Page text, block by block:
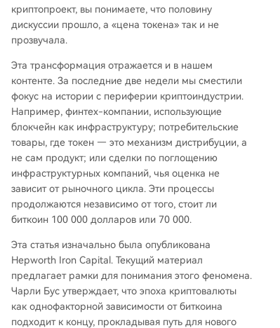
ии (например, закон CLARITY) может улучшит
ь utility токенов. Основной вывод: движущие с
илы рынка диверсифицируются от единого ф
мещения фокуса с чтения графиков на анализ
реальных бизнес-моделей.
криптопроект, вы понимаете, что половину
дискуссии прошло, а «цена токена» так и не
прозвучала.
Эта трансформация отражается и в нашем
контенте. За последние две недели мы сместили
фокус на истории с периферии криптоиндустрии.
Например, финтех-компании, использующие
блокчейн как инфраструктуру; потребительские
товары, где токен — это механизм дистрибуции, а
не сам продукт; или сделки по поглощению
инфраструктурных компаний, чья оценка не
зависит от рыночного цикла. Эти процессы
продолжаются независимо от того, стоит ли
биткоин 100 000 долларов или 70 000.
Эта статья изначально была опубликована
Hepworth Iron Capital. Текущий материал
предлагает рамки для понимания этого феномена.
Чарли Бус утверждает, что эпоха криптовалюты
как однофакторной зависимости от биткоина
подходит к концу, прокладывая путь для нового